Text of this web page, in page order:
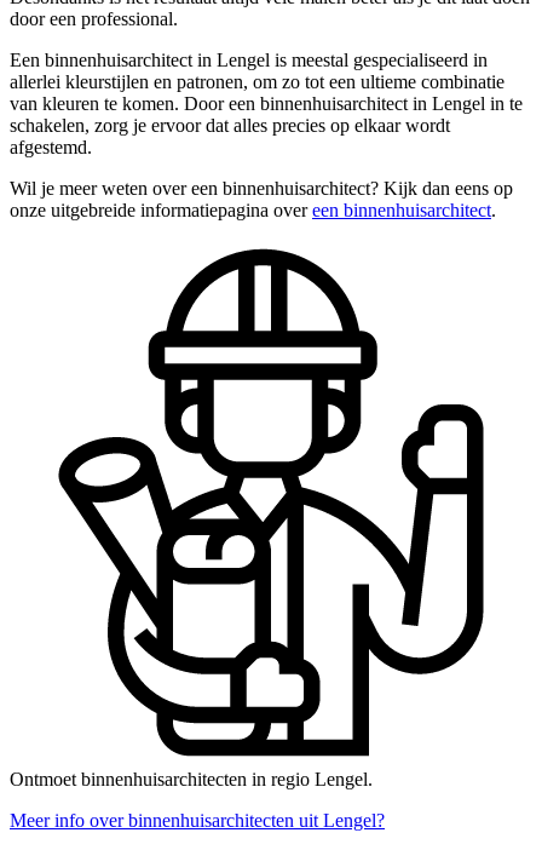
door een professional.
Een binnenhuisarchitect in Lengel is meestal gespecialiseerd in
allerlei kleurstijlen en patronen, om zo tot een ultieme combinatie
van kleuren te komen. Door een binnenhuisarchitect in Lengel in te
schakelen, zorg je ervoor dat alles precies op elkaar wordt
afgestemd.
Wil je meer weten over een binnenhuisarchitect? Kijk dan eens op
onze uitgebreide informatiepagina overeen binnenhuisarchitect.
Ontmoet binnenhuisarchitecten in regio Lengel.
Meer info over binnenhuisarchitecten uit Lengel?